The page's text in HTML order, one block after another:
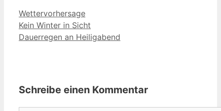
Kategorien
Wettervorhersage
Kein Winter in Sicht
Dauerregen an Heiligabend
Schreibe einen Kommentar